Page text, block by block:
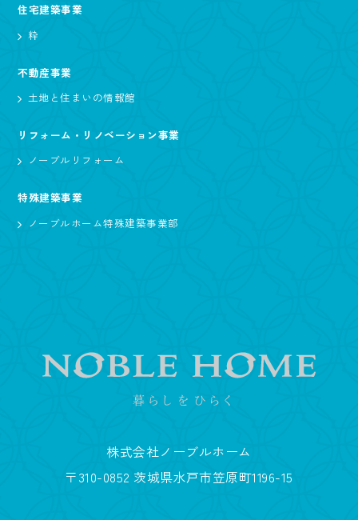
住宅建築事業
粋
不動産事業
土地と住まいの情報館
リフォーム・リノベーション事業
ノーブルリフォーム
特殊建築事業
ノーブルホーム特殊建築事業部
株式会社ノーブルホーム
〒310-0852 茨城県水戸市笠原町1196-15